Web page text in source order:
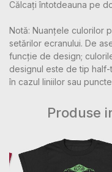
Călcați întotdeauna pe
Notă: Nuanțele culorilor
setărilor ecranului. De
funcție de design;
designul este de tip
în cazul liniilor sau
Produse